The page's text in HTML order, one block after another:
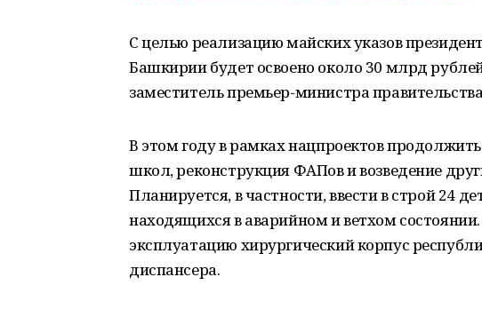
С целью реализацию майских указов
Башкирии будет освоено около 30 млрд
заместитель премьер-министра
В этом году в рамках нацпроектов
школ, реконструкция ФАПов и возведение
Планируется, в частности, ввести в строй 24
находящихся в аварийном и ветхом
эксплуатацию хирургический корпус
диспансера.